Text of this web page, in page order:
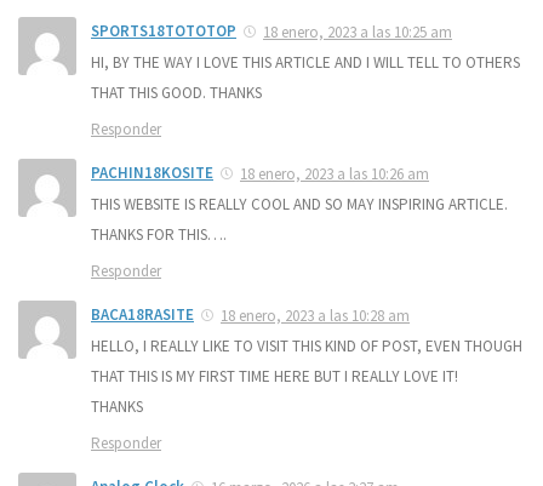
SPORTS18TOTOTOP
18 enero, 2023 a las 10:25 am
HI, BY THE WAY I LOVE THIS ARTICLE AND I WILL TELL TO OTHERS
THAT THIS GOOD. THANKS
Responder
PACHIN18KOSITE
18 enero, 2023 a las 10:26 am
THIS WEBSITE IS REALLY COOL AND SO MAY INSPIRING ARTICLE.
THANKS FOR THIS….
Responder
BACA18RASITE
18 enero, 2023 a las 10:28 am
HELLO, I REALLY LIKE TO VISIT THIS KIND OF POST, EVEN THOUGH
THAT THIS IS MY FIRST TIME HERE BUT I REALLY LOVE IT!
THANKS
Responder